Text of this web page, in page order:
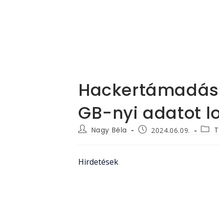
GB-nyi adatot
PostNagy Béla
Post2024.06.09.
Post
Hirdetések